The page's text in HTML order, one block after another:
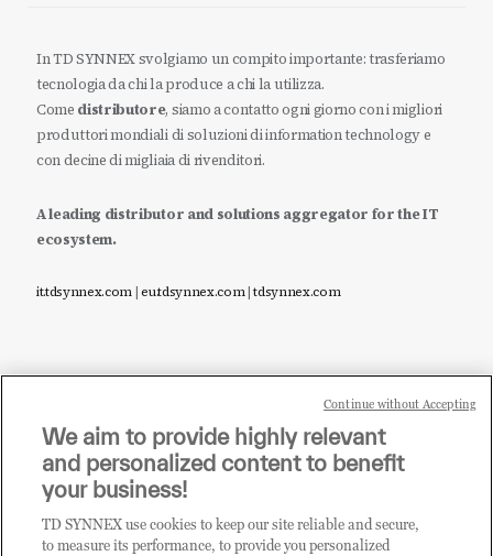
In TD SYNNEX svolgiamo un compito importante: trasferiamo
tecnologia da chi la produce a chi la utilizza.
Come distributore, siamo a contatto ogni giorno con i migliori
produttori mondiali di soluzioni di information technology e
con decine di migliaia di rivenditori.
A leading distributor and solutions aggregator for the IT
ecosystem.
it.tdsynnex.com|eu.tdsynnex.com|tdsynnex.com
Sei un rivenditore di tecnologia e desideri acquistare
i prodotti o le soluzioni trattate sul blog?
CLICCA QUI E DIVENTA
CLIENTE TD SYNNEX
We aim to provide highly relevant
and personalized content to benefit
your business!
TD SYNNEX use cookies to keep our site reliable and secure,
to measure its performance, to provide you personalized
Continue without Accepting